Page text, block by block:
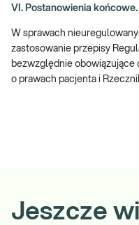
VI. Postanowienia końcowe.
W sprawach
zastosowanie przepisy
bezwzględnie obowiązujące
o prawach pacjenta i
Jeszcze